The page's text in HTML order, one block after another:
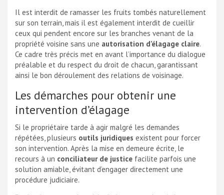
Il est interdit de ramasser les fruits tombés naturellement
sur son terrain, mais il est également interdit de cueillir
ceux qui pendent encore sur les branches venant de la
propriété voisine sans une autorisation d’élagage claire.
Ce cadre très précis met en avant l’importance du dialogue
préalable et du respect du droit de chacun, garantissant
ainsi le bon déroulement des relations de voisinage.
Les démarches pour obtenir une
intervention d’élagage
Si le propriétaire tarde à agir malgré les demandes
répétées, plusieurs outils juridiques existent pour forcer
son intervention. Après la mise en demeure écrite, le
recours à un conciliateur de justice facilite parfois une
solution amiable, évitant d’engager directement une
procédure judiciaire.